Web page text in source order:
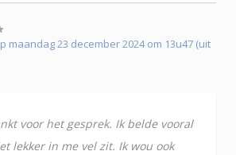
maandag 23 december 2024 om 13u47 (uit
voor het gesprek. Ik belde vooral
lekker in me vel zit. Ik wou ook